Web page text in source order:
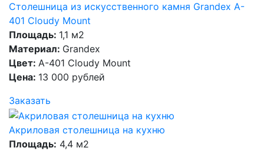
Столешница из искусственного камня Grandex A-
401 Cloudy Mount
Площадь: 1,1 м2
Материал: Grandex
Цвет: A-401 Cloudy Mount
Цена: 13 000 рублей
Заказать
Акриловая столешница на кухню
Площадь: 4,4 м2